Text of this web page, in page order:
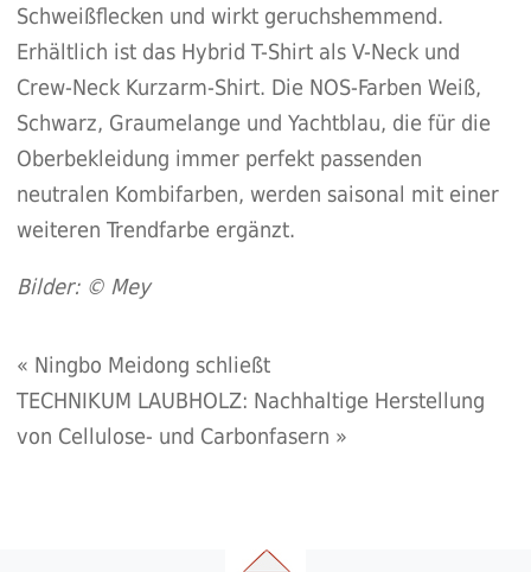
Schweißflecken und wirkt geruchshemmend.
Erhältlich ist das Hybrid T-Shirt als V-Neck und
Crew-Neck Kurzarm-Shirt. Die NOS-Farben Weiß,
Schwarz, Graumelange und Yachtblau, die für die
Oberbekleidung immer perfekt passenden
neutralen Kombifarben, werden saisonal mit einer
weiteren Trendfarbe ergänzt.
Bilder: © Mey
« Ningbo Meidong schließt
TECHNIKUM LAUBHOLZ: Nachhaltige Herstellung
von Cellulose- und Carbonfasern »